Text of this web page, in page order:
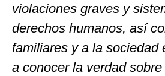
violaciones graves y
derechos humanos, así
familiares y a la sociedad
a conocer la verdad